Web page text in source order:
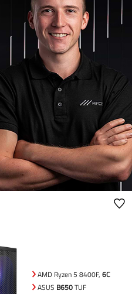
AMD Ryzen 5 8400F, 6C
ASUS B650TUF